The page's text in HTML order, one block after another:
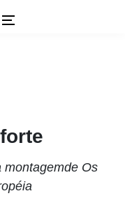
montagemde Os